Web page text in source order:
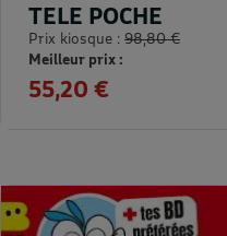
TELE POCHE
Prix kiosque : 98,80 €
Meilleur prix :
55,20 €